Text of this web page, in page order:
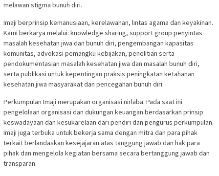
melawan stigma bunuh diri.
Imaji berprinsip kemanusiaan, kerelawanan, lintas agama dan keyakinan.
Kami berkarya melalui: knowledge sharing, support group penyintas
masalah kesehatan jiwa dan bunuh diri, pengembangan kapasitas
komunitas, advokasi pemangku kebijakan, penelitian serta
pendokumentasian masalah kesehatan jiwa dan masalah bunuh diri,
serta publikasi untuk kepentingan praksis peningkatan ketahanan
kesehatan jiwa masyarakat dan pencegahan bunuh diri.
Perkumpulan Imaji merupakan organisasi nirlaba. Pada saat ini
pengelolaan organisasi dan dukungan keuangan berdasarkan prinsip
keswadayaan dan kesukarelaan dari pendiri dan pengurus perkumpulan.
Imaji juga terbuka untuk bekerja sama dengan mitra dan para pihak
terkait berlandaskan kesejajaran atas tanggung jawab dan hak para
pihak dan mengelola kegiatan bersama secara bertanggung jawab dan
transparan.